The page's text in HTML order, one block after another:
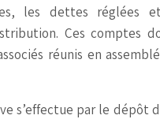
les dettes réglées
Ces comptes
réunis en
s’effectue par le dépôt